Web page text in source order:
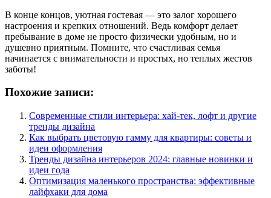
В конце концов, уютная гостевая — это залог хорошего
настроения и крепких отношений. Ведь комфорт делает
пребывание в доме не просто физически удобным, но и
душевно приятным. Помните, что счастливая семья
начинается с внимательности и простых, но теплых жестов
заботы!
Похожие записи:
Современные стили интерьера: хай-тек, лофт и другие
тренды дизайна
Как выбрать цветовую гамму для квартиры: советы и
идеи оформления
Тренды дизайна интерьеров 2024: главные новинки и
идеи года
Оптимизация маленького пространства: эффективные
лайфхаки для дома